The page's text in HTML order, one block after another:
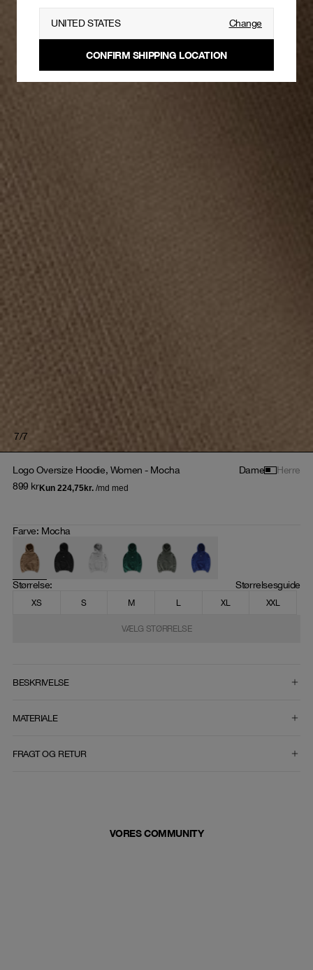
7/7
Logo Oversize Hoodie, Women - Mocha Dame
Herre
899 kr
Farve: Mocha
Størrelse: Størrelsesguide
XS S M L XL XXL
VÆLG STØRRELSE
BESKRIVELSE
MATERIALE
FRAGT OG RETUR
VORES COMMUNITY
UNITED STATES Change
CONFIRM SHIPPING LOCATION